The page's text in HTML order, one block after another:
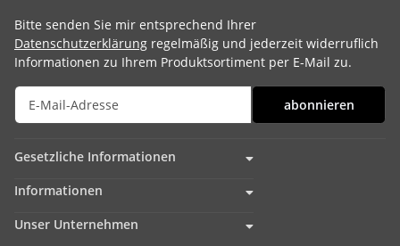
Bitte senden Sie mir entsprechend Ihrer
Datenschutzerklärung regelmäßig und jederzeit widerruflich
Informationen zu Ihrem Produktsortiment per E-Mail zu.
abonnieren
Gesetzliche Informationen
Informationen
Unser Unternehmen